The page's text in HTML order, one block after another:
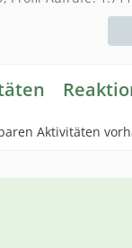
Aktivitäten